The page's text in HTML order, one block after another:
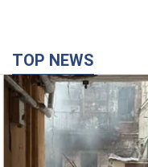
Армія Росії
горіла історична
Фото та відео
Для терору ворог
годину тому 28,0 т.